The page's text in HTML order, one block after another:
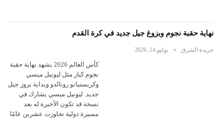
نهاية حقبة نجوم وبزوغ جيل جديد في كرة القدم
جريدة الشرق يوليو 14, 2026
كأس العالم 2026 يشهد نهاية حقبة
نجوم كبار مثل ليونيل ميسي
وكريستيانو رونالدو وبداية بروز جيل
جديد. ليونيل ميسي يشارك في
نسخة قد تكون الأخيرة له بعد
مسيرة دولية تجاوزت عشرين عامًا